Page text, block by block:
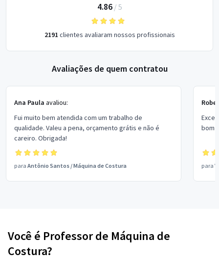
4.86/ 5
2191 clientes avaliaram nossos profissionais
Avaliações de quem contratou
Ana Paula avaliou:
Fui muito bem atendida com um trabalho de
qualidade. Valeu a pena, orçamento grátis e não é
careiro. Obrigada!
para Antônio Santos /Máquina de Costura
bom
para
Você é Professor de Máquina de
Costura?